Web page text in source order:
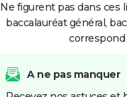
Ne figurent pas dans ces
baccalauréat général,
correspond
A ne pas manquer